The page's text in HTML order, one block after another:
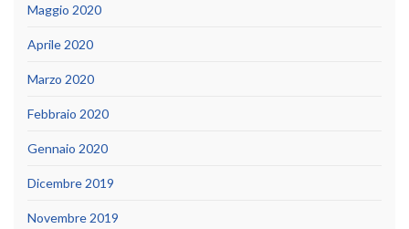
Maggio 2020
Aprile 2020
Marzo 2020
Febbraio 2020
Gennaio 2020
Dicembre 2019
Novembre 2019